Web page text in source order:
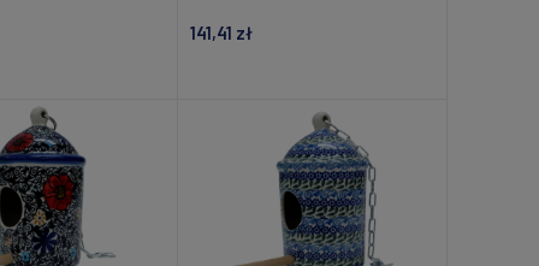
141,41 zł